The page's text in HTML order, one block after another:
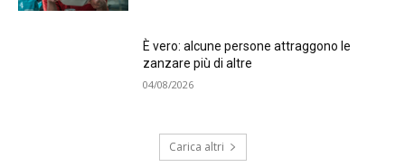
È vero: alcune persone attraggono le
zanzare più di altre
04/08/2026
Carica altri